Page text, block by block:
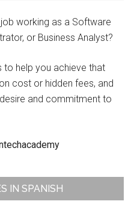
working as a Software
or Business Analyst?
help you achieve that
cost or hidden fees, and
and commitment to
IN SPANISH